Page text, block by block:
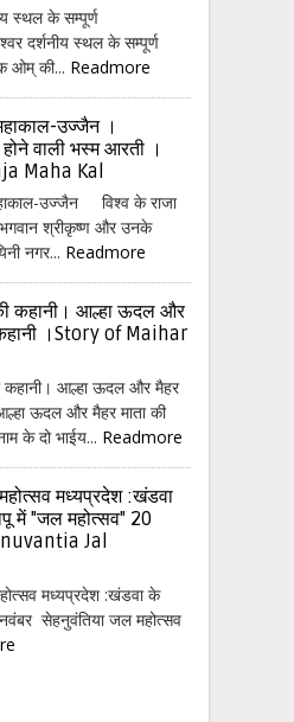
स्थल के सम्पूर्ण
दर्शनीय स्थल के सम्पूर्ण
ओम् की... Readmore
उज्जैन ।
वाली भस्म आरती ।
Maha Kal
उज्जैन विश्व के राजा
श्रीकृष्ण और उनके
नगर... Readmore
कहानी। आल्हा ऊदल और
।Story of Maihar
कहानी। आल्हा ऊदल और मैहर
ऊदल और मैहर माता की
के दो भाईय... Readmore
मध्यप्रदेश :खंडवा
में "जल महोत्सव" 20
Jal
मध्यप्रदेश :खंडवा के
सेहनुवंतिया जल महोत्सव